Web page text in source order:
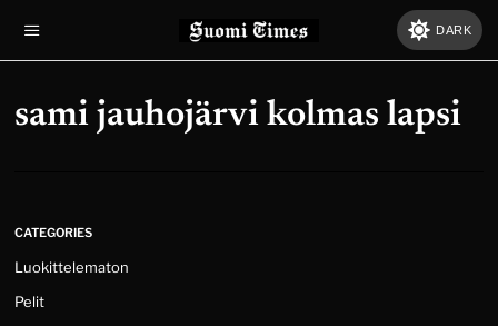
DARK
sami jauhojärvi kolmas lapsi
CATEGORIES
Luokittelematon
Pelit